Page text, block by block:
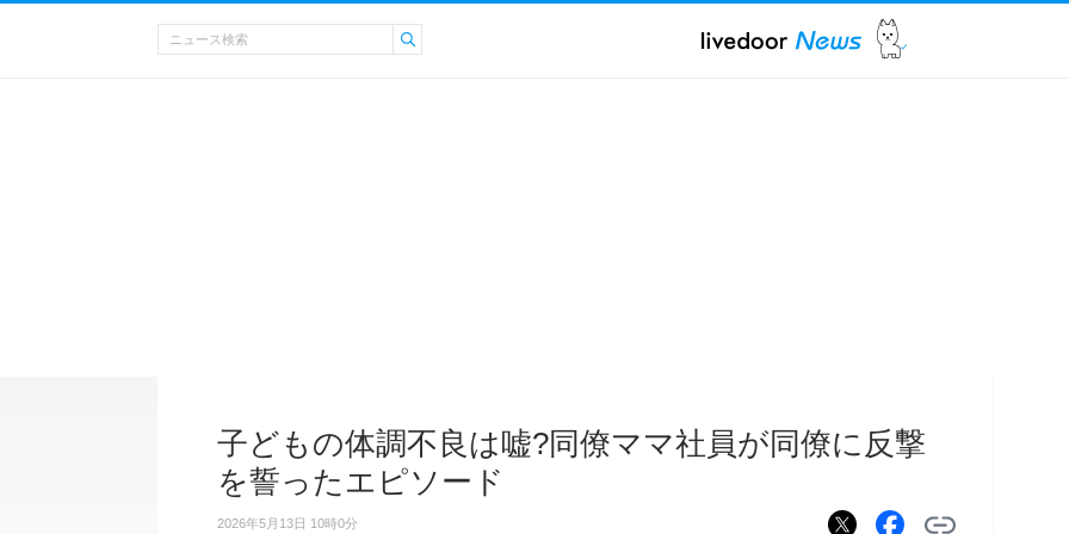
子どもの体調不良は嘘?同僚ママ社員が同僚に反撃
を誓ったエピソード
2026年5月13日 10時0分